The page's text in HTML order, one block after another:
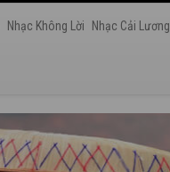
Nhạc Không Lời Nhạc Cải Lương